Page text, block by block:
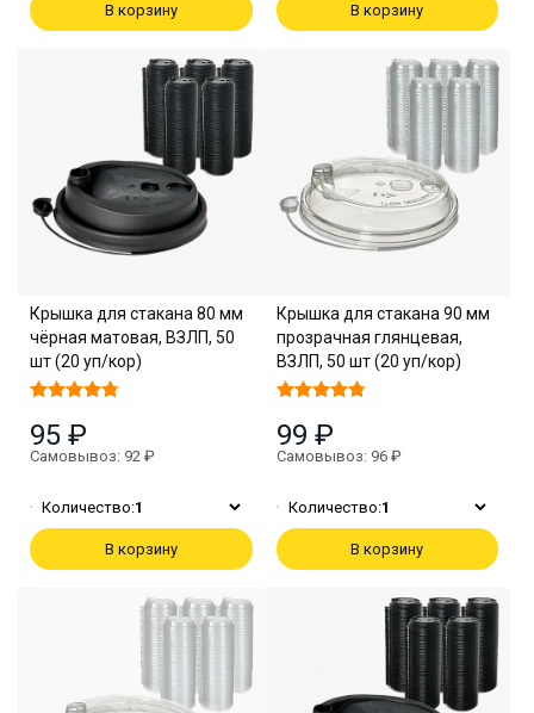
В корзину В корзину
Крышка для стакана 80 мм
чёрная матовая, ВЗЛП, 50
шт (20 уп/кор)
95 ₽
Самовывоз: 92 ₽
Количество:1
В корзину
Крышка для стакана 90 мм
прозрачная глянцевая,
ВЗЛП, 50 шт (20 уп/кор)
99 ₽
Самовывоз: 96 ₽
Количество:1
В корзину